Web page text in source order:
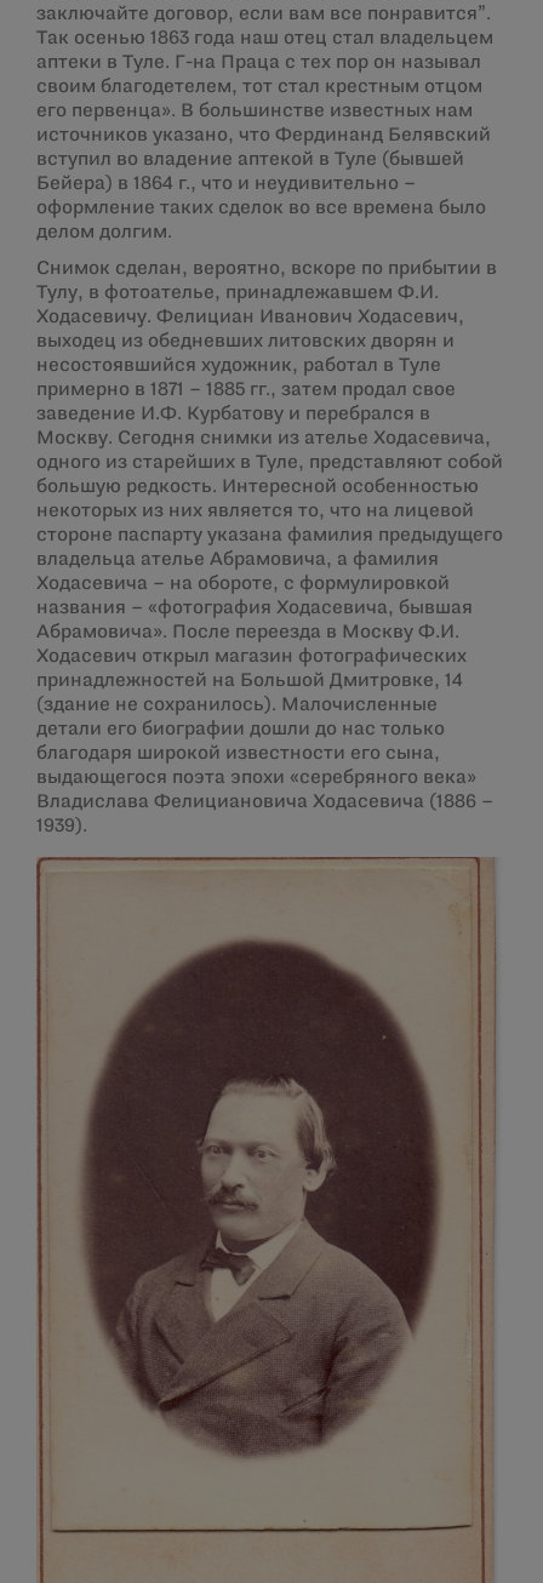
заключайте договор, если вам все понравится”.
Так осенью 1863 года наш отец стал владельцем
аптеки в Туле. Г-на Праца с тех пор он называл
своим благодетелем, тот стал крестным отцом
его первенца». В большинстве известных нам
источников указано, что Фердинанд Белявский
вступил во владение аптекой в Туле (бывшей
Бейера) в 1864 г., что и неудивительно –
оформление таких сделок во все времена было
делом долгим.
Снимок сделан, вероятно, вскоре по прибытии в
Тулу, в фотоателье, принадлежавшем Ф.И.
Ходасевичу. Фелициан Иванович Ходасевич,
выходец из обедневших литовских дворян и
несостоявшийся художник, работал в Туле
примерно в 1871 – 1885 гг., затем продал свое
заведение И.Ф. Курбатову и перебрался в
Москву. Сегодня снимки из ателье Ходасевича,
одного из старейших в Туле, представляют собой
большую редкость. Интересной особенностью
некоторых из них является то, что на лицевой
стороне паспарту указана фамилия предыдущего
владельца ателье Абрамовича, а фамилия
Ходасевича – на обороте, с формулировкой
названия – «фотография Ходасевича, бывшая
Абрамовича». После переезда в Москву Ф.И.
Ходасевич открыл магазин фотографических
принадлежностей на Большой Дмитровке, 14
(здание не сохранилось). Малочисленные
детали его биографии дошли до нас только
благодаря широкой известности его сына,
выдающегося поэта эпохи «серебряного века»
Владислава Фелициановича Ходасевича (1886 –
1939).